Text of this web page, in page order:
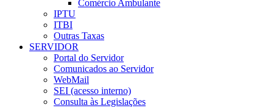
Comércio Ambulante
IPTU
ITBI
Outras Taxas
SERVIDOR
Portal do Servidor
Comunicados ao Servidor
WebMail
SEI (acesso interno)
Consulta às Legislações